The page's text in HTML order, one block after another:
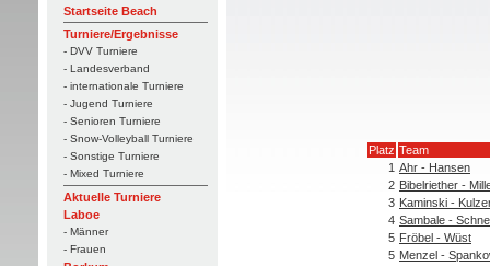
Startseite Beach
Turniere/Ergebnisse
- DVV Turniere
- Landesverband
- internationale Turniere
- Jugend Turniere
- Senioren Turniere
- Snow-Volleyball Turniere
- Sonstige Turniere
- Mixed Turniere
Aktuelle Turniere
Laboe
- Männer
- Frauen
Platz Team
1 Ahr - Hansen
2 Bibelriether -
3 Kaminski -
4 Sambale -
5 Fröbel - Wüst
5 Menzel -